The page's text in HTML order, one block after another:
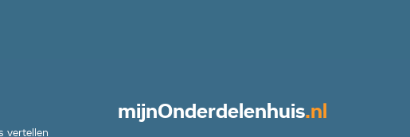
vertellen
mijnOnderdelenhuis.nl